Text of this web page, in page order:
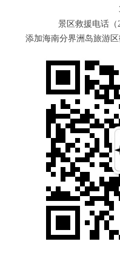
景区救援电话（
添加海南分界洲岛旅游